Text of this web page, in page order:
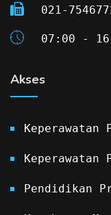
021-
07:00 -
Akses
Keperawatan
Keperawatan
Pendidikan